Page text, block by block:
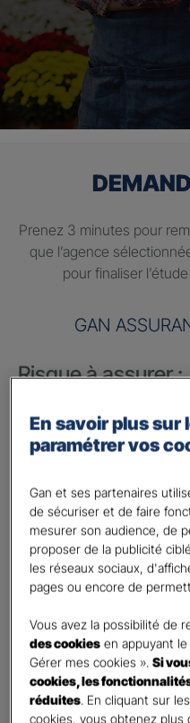
Prenez 3 minutes pour
que l’agence
pour finaliser
GAN
Risque à assurer :
Nom de société (Raison sociale)
Activité*
Indiquez l'activité professionnelle de
Chiffre d'affaires annuel
Nombre de caractères
Indiquez un montant annuel en euro,
La limite est de 9 caractères.
Code postal du risque*
En savoir plus sur
paramétrer vos
Gan et ses partenaires
de sécuriser et de faire
mesurer son audience, de
proposer de la publicité
les réseaux sociaux,
pages ou encore de
Vous avez la possibilité de
des cookies en appuyant
Gérer mes cookies ».Si
cookies, les
réduites. En cliquant sur
cookies, vous obtenez plus